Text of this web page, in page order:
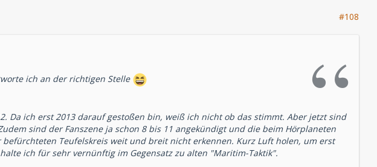
#108
ich an der richtigen Stelle
Da ich erst 2013 darauf gestoßen bin, weiß ich nicht ob das stimmt. Aber jetzt sind
sind der Fanszene ja schon 8 bis 11 angekündigt und die beim Hörplaneten
Teufelskreis weit und breit nicht erkennen. Kurz Luft holen, um erst
ich für sehr vernünftig im Gegensatz zu alten "Maritim-Taktik".